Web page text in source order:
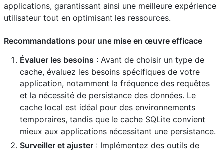
applications, garantissant ainsi une meilleure expérience
utilisateur tout en optimisant les ressources.
Recommandations pour une mise en œuvre efficace
Évaluer les besoins : Avant de choisir un type de
cache, évaluez les besoins spécifiques de votre
application, notamment la fréquence des requêtes
et la nécessité de persistance des données. Le
cache local est idéal pour des environnements
temporaires, tandis que le cache SQLite convient
mieux aux applications nécessitant une persistance.
Surveiller et ajuster : Implémentez des outils de